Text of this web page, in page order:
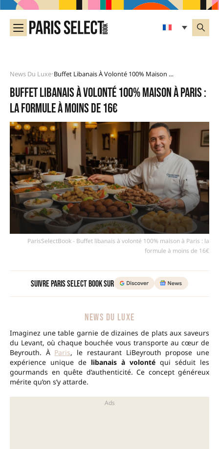
News Du Luxe• Buffet Libanais À Volonté 100% Maison À Paris : La Formule À Moins De 16€
Buffet libanais à volonté 100% maison à Paris :
la formule à moins de 16€
ParisSelectBook - Buffet libanais à volonté 100% maison à Paris : la
formule à moins de 16€
Suivre Paris Select Book sur
NEWS DU LUXE
Imaginez une table garnie de dizaines de plats aux saveurs
du Levant, où chaque bouchée vous transporte au cœur de
Beyrouth. À Paris, le restaurant LiBeyrouth propose une
expérience unique de libanais à volonté qui séduit les
gourmands en quête d’authenticité. Ce concept généreux
mérite qu’on s’y attarde.